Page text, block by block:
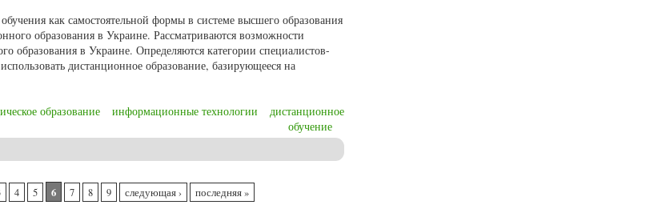
как самостоятельной формы в системе высшего образования
образования в Украине. Рассматриваются возможности
образования в Украине. Определяются категории специалистов-
дистанционное образование, базирующееся на
образование информационные технологии
дистанционное
обучение
4 5 6 7 8 9 следующая › последняя »